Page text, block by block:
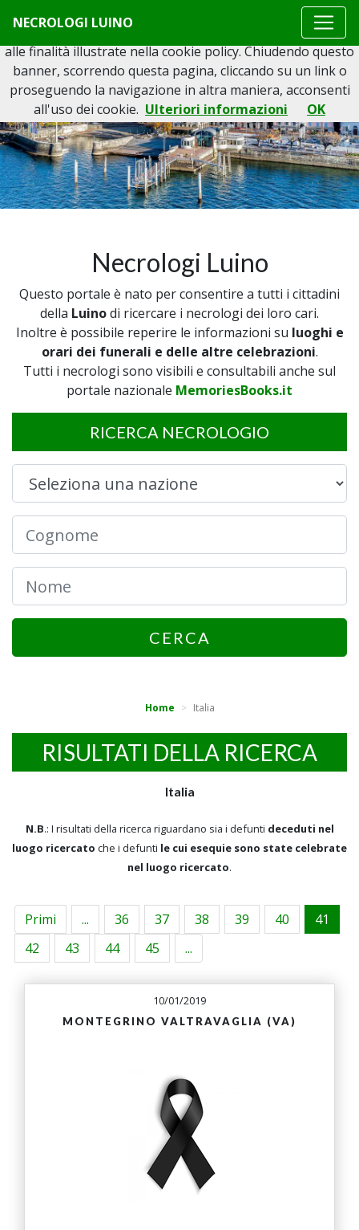
NECROLOGI LUINO
Necrologi Luino
Questo portale è nato per consentire a tutti i cittadini
della Luinodi ricercare i necrologi dei loro cari.
Inoltre è possibile reperire le informazioni su luoghi e
orari dei funerali e delle altre celebrazioni.
Tutti i necrologi sono visibili e consultabili anche sul
portale nazionale MemoriesBooks.it
RICERCA NECROLOGIO
CERCA
Home Italia
RISULTATI DELLA RICERCA
Italia
N.B.: I risultati della ricerca riguardano sia i defunti deceduti nel
luogo ricercato che i defunti le cui esequie sono state celebrate
nel luogo ricercato.
Primi ... 36 37 38 39 40
41
42
43 44 45 ...
10/01/2019
MONTEGRINO VALTRAVAGLIA (VA)
Questo sito o gli strumenti terzi da questo utilizzati si
avvalgono di cookie necessari al funzionamento ed utili
alle finalità illustrate nella cookie policy. Chiudendo questo
banner, scorrendo questa pagina, cliccando su un link o
proseguendo la navigazione in altra maniera, acconsenti
all'uso dei cookie. Ulteriori informazioni OK